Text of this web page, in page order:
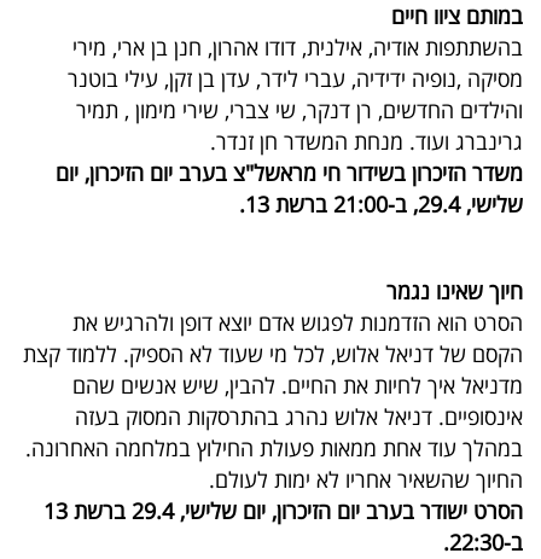
שיתופי
פעולה
דרושים
מייל
אדום
פרסמו
באייס
במותם ציוו חיים
בהשתתפות אודיה, אילנית, דודו אהרון, חנן בן ארי, מירי
מסיקה ,נופיה ידידיה, עברי לידר, עדן בן זקן, עילי בוטנר
והילדים החדשים, רן דנקר, שי צברי, שירי מימון , תמיר
גרינברג ועוד. מנחת המשדר חן זנדר.
משדר הזיכרון בשידור חי מראשל"צ בערב יום הזיכרון, יום
שלישי, 29.4, ב-21:00 ברשת 13.
חיוך שאינו נגמר
הסרט הוא הזדמנות לפגוש אדם יוצא דופן ולהרגיש את
הקסם של דניאל אלוש, לכל מי שעוד לא הספיק. ללמוד קצת
מדניאל איך לחיות את החיים. להבין, שיש אנשים שהם
אינסופיים. דניאל אלוש נהרג בהתרסקות המסוק בעזה
במהלך עוד אחת ממאות פעולת החילוץ במלחמה האחרונה.
החיוך שהשאיר אחריו לא ימות לעולם.
הסרט ישודר בערב יום הזיכרון, יום שלישי, 29.4 ברשת 13
ב-22:30.